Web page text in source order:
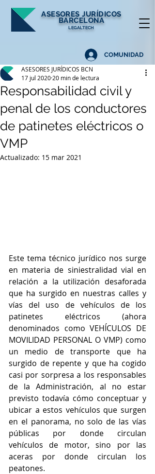
ASESORESJURÍDICOS
BARCELONA
LEGALTECH
COMUNIDAD
Responsabilidad civil y
penal de los conductores
de patinetes eléctricos o
VMP
ASESORES JURÍDICOS BCN
17 jul 2020 20 min de lectura
Actualizado: 15 mar 2021
Este tema técnico jurídico nos surge
en materia de siniestralidad vial en
relación a la utilización desaforada
que ha surgido en nuestras calles y
vías del uso de vehículos de los
patinetes eléctricos (ahora
denominados como VEHÍCULOS DE
MOVILIDAD PERSONAL O VMP) como
un medio de transporte que ha
surgido de repente y que ha cogido
casi por sorpresa a los responsables
de la Administración, al no estar
previsto todavía cómo conceptuar y
ubicar a estos vehículos que surgen
en el panorama, no solo de las vías
públicas por donde circulan
vehículos de motor, sino por las
aceras por donde circulan los
peatones.